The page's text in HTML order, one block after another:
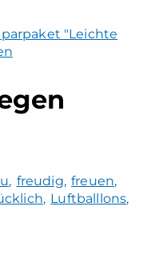
"Leichte
freudig freuen
Luftballlons